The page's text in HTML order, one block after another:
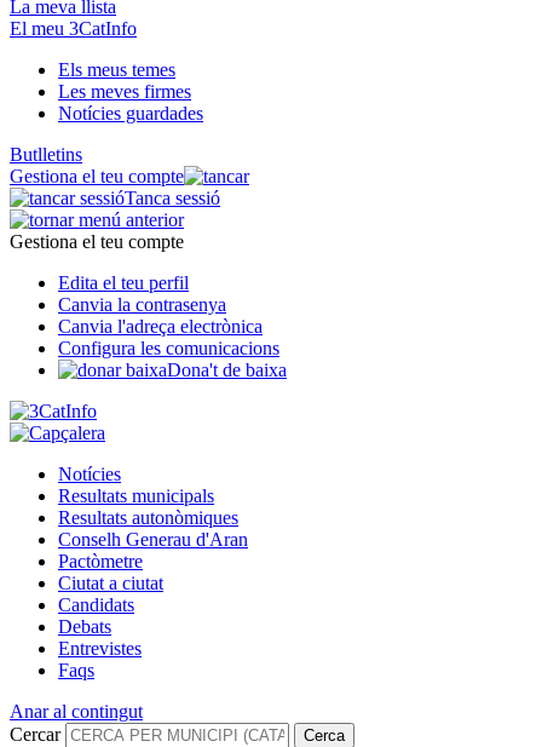
La meva llista
El meu 3CatInfo
Els meus temes
Les meves firmes
Notícies guardades
Butlletins
Gestiona el teu compte
Tanca sessió
Gestiona el teu compte
Edita el teu perfil
Canvia la contrasenya
Canvia l'adreça electrònica
Configura les comunicacions
Dona't de baixa
Notícies
Resultats municipals
Resultats autonòmiques
Conselh Generau d'Aran
Pactòmetre
Ciutat a ciutat
Candidats
Debats
Entrevistes
Faqs
Anar al contingut
Cercar
Cerca